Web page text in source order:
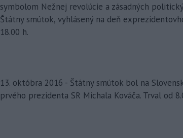
symbolom Nežnej revolúcie a zásadných
Štátny smútok, vyhlásený na deň
18.00 h.
13. októbra 2016 - Štátny smútok bol na
prvého prezidenta SR Michala Kováča. Trval od